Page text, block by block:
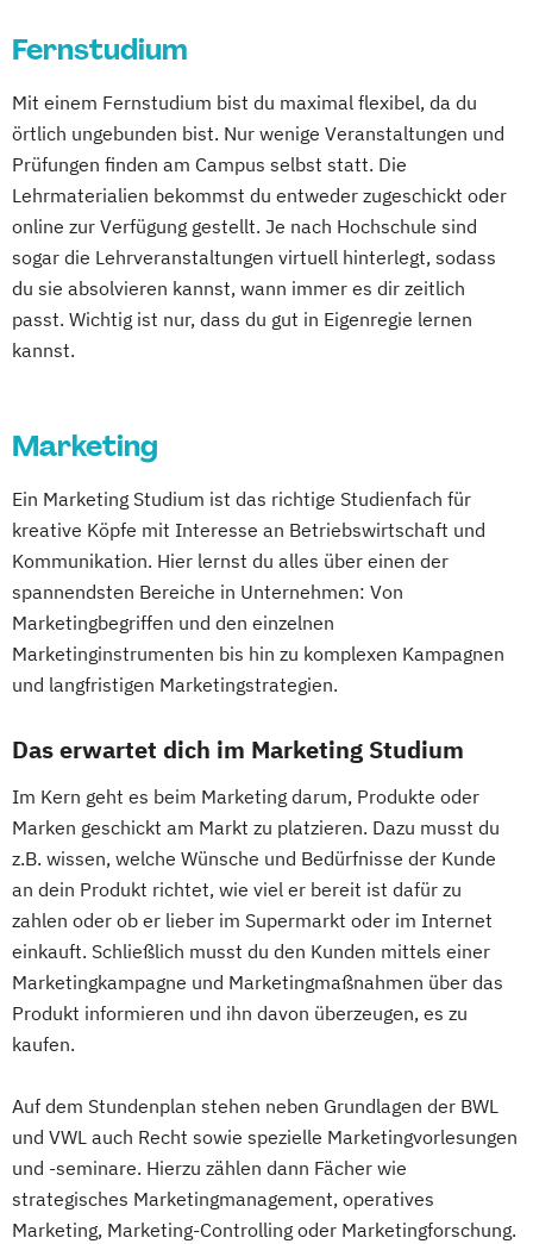
Fernstudium
Mit einem Fernstudium bist du maximal flexibel, da du
örtlich ungebunden bist. Nur wenige Veranstaltungen und
Prüfungen finden am Campus selbst statt. Die
Lehrmaterialien bekommst du entweder zugeschickt oder
online zur Verfügung gestellt. Je nach Hochschule sind
sogar die Lehrveranstaltungen virtuell hinterlegt, sodass
du sie absolvieren kannst, wann immer es dir zeitlich
passt. Wichtig ist nur, dass du gut in Eigenregie lernen
kannst.
Marketing
Ein Marketing Studium ist das richtige Studienfach für
kreative Köpfe mit Interesse an Betriebswirtschaft und
Kommunikation. Hier lernst du alles über einen der
spannendsten Bereiche in Unternehmen: Von
Marketingbegriffen und den einzelnen
Marketinginstrumenten bis hin zu komplexen Kampagnen
und langfristigen Marketingstrategien.
Das erwartet dich im Marketing Studium
Im Kern geht es beim Marketing darum, Produkte oder
Marken geschickt am Markt zu platzieren. Dazu musst du
z.B. wissen, welche Wünsche und Bedürfnisse der Kunde
an dein Produkt richtet, wie viel er bereit ist dafür zu
zahlen oder ob er lieber im Supermarkt oder im Internet
einkauft. Schließlich musst du den Kunden mittels einer
Marketingkampagne und Marketingmaßnahmen über das
Produkt informieren und ihn davon überzeugen, es zu
kaufen.
Auf dem Stundenplan stehen neben Grundlagen der BWL
und VWL auch Recht sowie spezielle Marketingvorlesungen
und -seminare. Hierzu zählen dann Fächer wie
strategisches Marketingmanagement, operatives
Marketing, Marketing-Controlling oder Marketingforschung.